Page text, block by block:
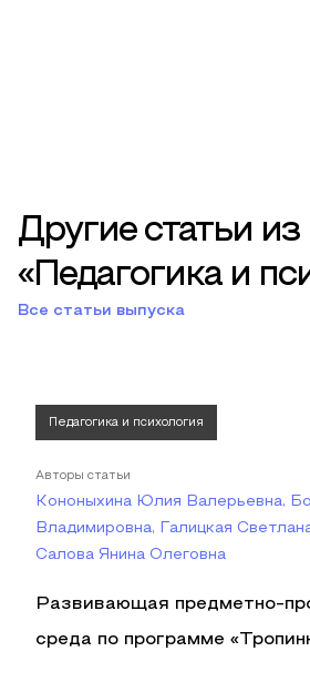
Другие статьи из
«Педагогика и
Все статьи выпуска
Педагогика и психология
Авторы статьи
Кононыхина Юлия Валерьевна,
Владимировна, Галицкая
Салова Янина Олеговна
Развивающая предметно-
среда по программе